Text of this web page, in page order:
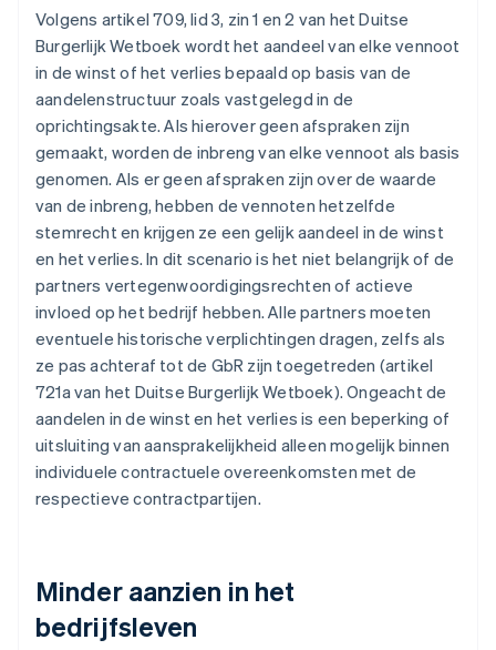
Volgens artikel 709, lid 3, zin 1 en 2 van het Duitse
Burgerlijk Wetboek wordt het aandeel van elke vennoot
in de winst of het verlies bepaald op basis van de
aandelenstructuur zoals vastgelegd in de
oprichtingsakte. Als hierover geen afspraken zijn
gemaakt, worden de inbreng van elke vennoot als basis
genomen. Als er geen afspraken zijn over de waarde
van de inbreng, hebben de vennoten hetzelfde
stemrecht en krijgen ze een gelijk aandeel in de winst
en het verlies. In dit scenario is het niet belangrijk of de
partners vertegenwoordigingsrechten of actieve
invloed op het bedrijf hebben. Alle partners moeten
eventuele historische verplichtingen dragen, zelfs als
ze pas achteraf tot de GbR zijn toegetreden (artikel
721a van het Duitse Burgerlijk Wetboek). Ongeacht de
aandelen in de winst en het verlies is een beperking of
uitsluiting van aansprakelijkheid alleen mogelijk binnen
individuele contractuele overeenkomsten met de
respectieve contractpartijen.
Minder aanzien in het
bedrijfsleven